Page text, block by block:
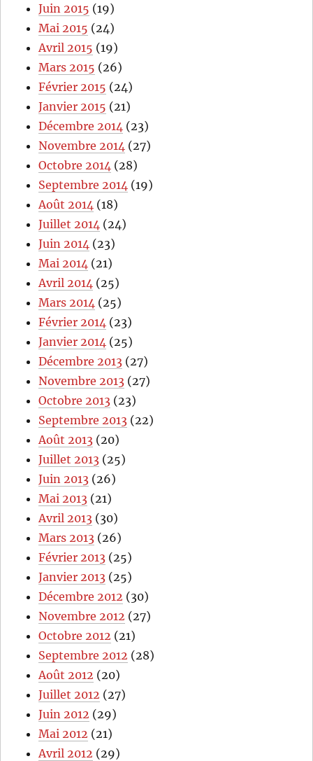
Juin 2015 (19)
Mai 2015 (24)
Avril 2015 (19)
Mars 2015 (26)
Février 2015 (24)
Janvier 2015 (21)
Décembre 2014 (23)
Novembre 2014 (27)
Octobre 2014 (28)
Septembre 2014 (19)
Août 2014 (18)
Juillet 2014 (24)
Juin 2014 (23)
Mai 2014 (21)
Avril 2014 (25)
Mars 2014 (25)
Février 2014 (23)
Janvier 2014 (25)
Décembre 2013 (27)
Novembre 2013 (27)
Octobre 2013 (23)
Septembre 2013 (22)
Août 2013 (20)
Juillet 2013 (25)
Juin 2013 (26)
Mai 2013 (21)
Avril 2013 (30)
Mars 2013 (26)
Février 2013 (25)
Janvier 2013 (25)
Décembre 2012 (30)
Novembre 2012 (27)
Octobre 2012 (21)
Septembre 2012 (28)
Août 2012 (20)
Juillet 2012 (27)
Juin 2012 (29)
Mai 2012 (21)
Avril 2012 (29)